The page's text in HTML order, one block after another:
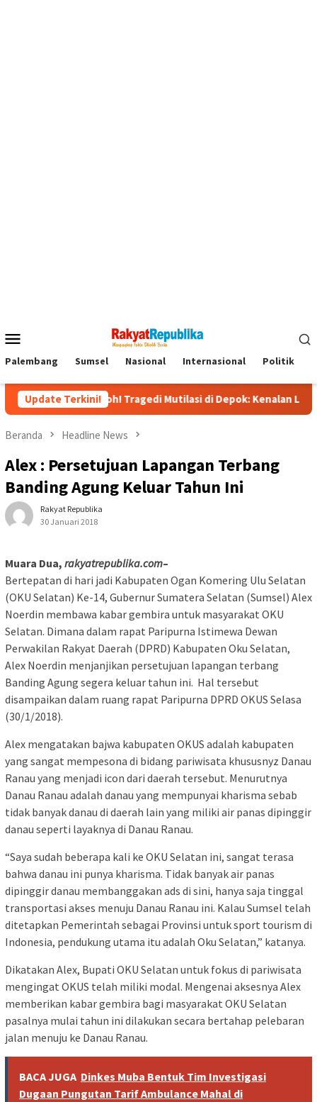
Mobile
Palembang Sumsel Nasional Internasional Politik
Update Terkini!
Heboh! Tragedi Mutilasi di Depok: Kenalan Lewat Medsos
Beranda Headline News
Alex : Persetujuan Lapangan Terbang
Banding Agung Keluar Tahun Ini
Rakyat Republika
30 Januari 2018
Muara Dua, rakyatrepublika.com–
Bertepatan di hari jadi Kabupaten Ogan Komering Ulu Selatan
(OKU Selatan) Ke-14, Gubernur Sumatera Selatan (Sumsel) Alex
Noerdin membawa kabar gembira untuk masyarakat OKU
Selatan. Dimana dalam rapat Paripurna Istimewa Dewan
Perwakilan Rakyat Daerah (DPRD) Kabupaten Oku Selatan,
Alex Noerdin menjanjikan persetujuan lapangan terbang
Banding Agung segera keluar tahun ini. Hal tersebut
disampaikan dalam ruang rapat Paripurna DPRD OKUS Selasa
(30/1/2018).
Alex mengatakan bajwa kabupaten OKUS adalah kabupaten
yang sangat mempesona di bidang pariwisata khususnyz Danau
Ranau yang menjadi icon dari daerah tersebut. Menurutnya
Danau Ranau adalah danau yang mempunyai kharisma sebab
tidak banyak danau di daerah lain yang miliki air panas dipinggir
danau seperti layaknya di Danau Ranau.
“Saya sudah beberapa kali ke OKU Selatan ini, sangat terasa
bahwa danau ini punya kharisma. Tidak banyak air panas
dipinggir danau membanggakan ads di sini, hanya saja tinggal
transportasi akses menuju Danau Ranau ini. Kalau Sumsel telah
ditetapkan Pemerintah sebagai Provinsi untuk sport tourism di
Indonesia, pendukung utama itu adalah Oku Selatan,” katanya.
Dikatakan Alex, Bupati OKU Selatan untuk fokus di pariwisata
mengingat OKUS telah miliki modal. Mengenai aksesnya Alex
memberikan kabar gembira bagi masyarakat OKU Selatan
pasalnya mulai tahun ini dilakukan secara bertahap pelebaran
jalan menuju ke Danau Ranau.
BACA JUGA Dinkes Muba Bentuk Tim Investigasi
Dugaan Pungutan Tarif Ambulance Mahal di